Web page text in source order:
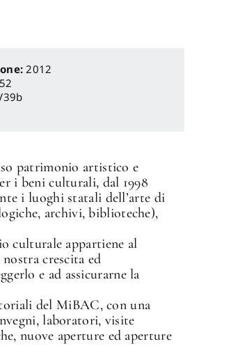
2012
patrimonio artistico e
i beni culturali, dal 1998
i luoghi statali dell’arte di
archivi, biblioteche),
culturale appartiene al
crescita ed
e ad assicurarne la
del MiBAC, con una
laboratori, visite
nuove aperture ed aperture